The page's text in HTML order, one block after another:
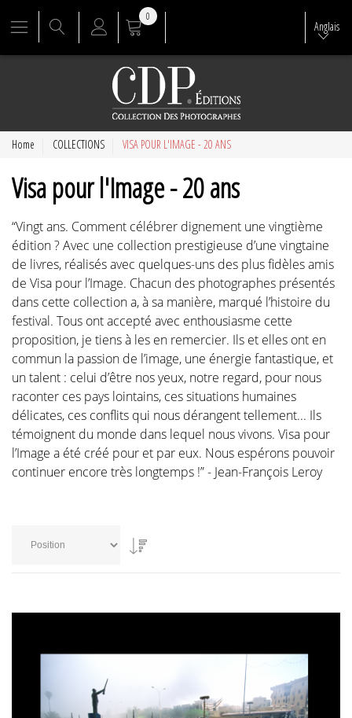
Anglais
0
Home COLLECTIONS VISA POUR L'IMAGE - 20 ANS
Visa pour l'Image - 20 ans
“Vingt ans. Comment célébrer dignement une vingtième
édition ? Avec une collection prestigieuse d’une vingtaine
de livres, réalisés avec quelques-uns des plus fidèles amis
de Visa pour l’Image. Chacun des photographes présentés
dans cette collection a, à sa manière, marqué l’histoire du
festival. Tous ont accepté avec enthousiasme cette
proposition, je tiens à les en remercier. Ils et elles ont en
commun la passion de l’image, une énergie fantastique, et
un talent : celui d’être nos yeux, notre regard, pour nous
raconter ces pays lointains, ces situations humaines
délicates, ces conflits qui nous dérangent tellement... Ils
témoignent du monde dans lequel nous vivons. Visa pour
l’Image a été créé pour et par eux. Nous espérons pouvoir
continuer encore très longtemps !” - Jean-François Leroy